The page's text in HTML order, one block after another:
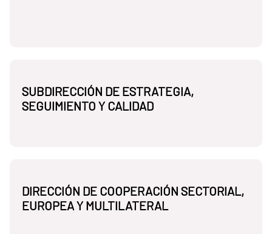
SUBDIRECCIÓN DE ESTRATEGIA,
SEGUIMIENTO Y CALIDAD
DIRECCIÓN DE COOPERACIÓN SECTORIAL,
EUROPEA Y MULTILATERAL